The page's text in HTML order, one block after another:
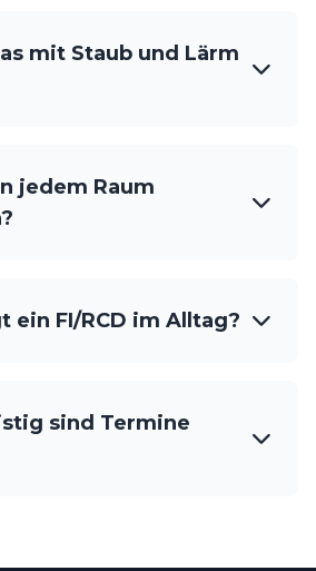
mit Staub und Lärm
jedem Raum
ein FI/RCD im Alltag?
sind Termine